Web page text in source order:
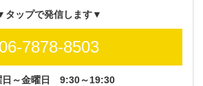
タップで発信します▼
06-7878-8503
日～金曜日 9:30～19:30